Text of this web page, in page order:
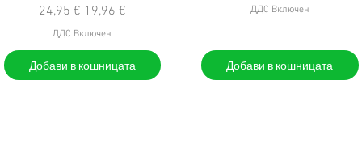
Редовна цена
24,95 € Продажна цена
19,96 €
ДДС Включен
Добави в кошницата
ДДС Включен
Добави в кошницата